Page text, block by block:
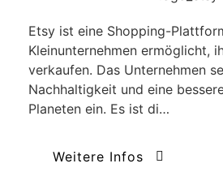
Etsy ist eine Shopping-
Kleinunternehmen ermöglicht,
verkaufen. Das Unternehmen
Nachhaltigkeit und eine
Planeten ein. Es ist di…
Weitere Infos